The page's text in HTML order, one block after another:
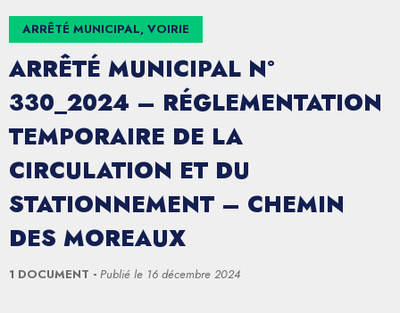
ARRÊTÉ MUNICIPAL, VOIRIE
ARRÊTÉ MUNICIPAL N°
330_2024 – RÉGLEMENTATION
TEMPORAIRE DE LA
CIRCULATION ET DU
STATIONNEMENT – CHEMIN
DES MOREAUX
1 DOCUMENT Publié le 16 décembre 2024